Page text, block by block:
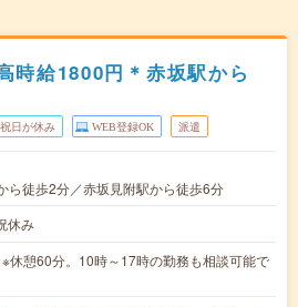
時給1800円＊赤坂駅から
日が休み WEB登録OK 派遣
ら徒歩2分／赤坂見附駅から徒歩6分
休み
憩60分。10時～17時の勤務も相談可能で